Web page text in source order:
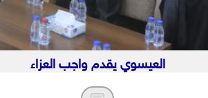
العيسوي يقدم واجب العزاء